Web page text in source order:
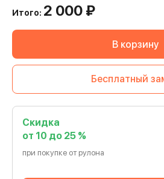
Итого: 2 000 ₽
В корзину
Бесплатный
Скидка
от 10 до 25 %
при покупке от рулона